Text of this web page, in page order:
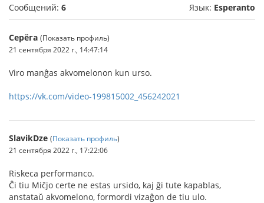
Сообщений: 6 Язык: Esperanto
Серёга (Показать профиль)
21 сентября 2022 г., 14:47:14
Viro manĝas akvomelonon kun urso.
https://vk.com/video-199815002_456242021
SlavikDze (Показать профиль)
21 сентября 2022 г., 17:22:06
Riskeca performanco.
Ĉi tiu Miĉjo certe ne estas ursido, kaj ĝi tute kapablas,
anstataŭ akvomelono, formordi vizaĝon de tiu ulo.